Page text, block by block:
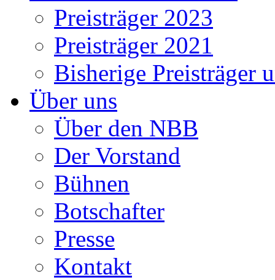
Preisträger 2023
Preisträger 2021
Bisherige Preisträger
Über uns
Über den NBB
Der Vorstand
Bühnen
Botschafter
Presse
Kontakt